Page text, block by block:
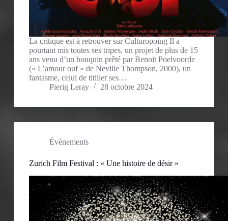
La critique est à retrouver sur Culturopoing Il a
pourtant mis toutes ses tripes, un projet de plus de 15
ans venu d’un bouquin prêté par Benoit Poelvoorde
(« L’amour ouf » de Neville Thompson, 2000), un
fantasme, celui de titiller ses…
Pierig Leray
28 octobre 2024
Évènements
Zurich Film Festival : « Une histoire de désir »